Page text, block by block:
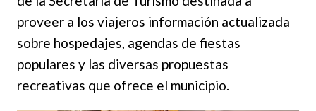
proveer a los viajeros información actualizada
sobre hospedajes, agendas de fiestas
populares y las diversas propuestas
recreativas que ofrece el municipio.